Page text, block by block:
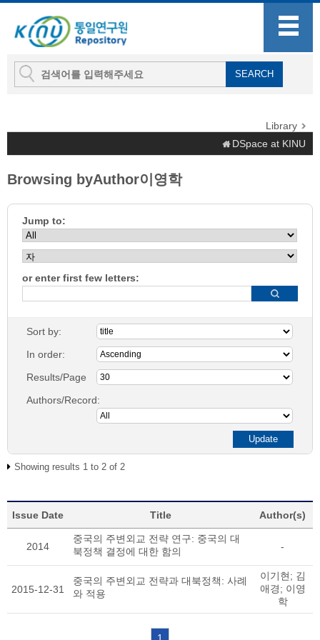
Library
DSpace at KINU
Browsing byAuthor이영학
Jump to:
or enter first few letters:
Sort by:
In order:
Results/Page
Authors/Record:
Showing results 1 to 2 of 2
Issue Date Title Author(s)
2014
중국의 주변외교 전략 연구: 중국의 대
북정책 결정에 대한 함의
-
2015-12-31
중국의 주변외교 전략과 대북정책: 사례
와 적용
이기현; 김
애경; 이영
학